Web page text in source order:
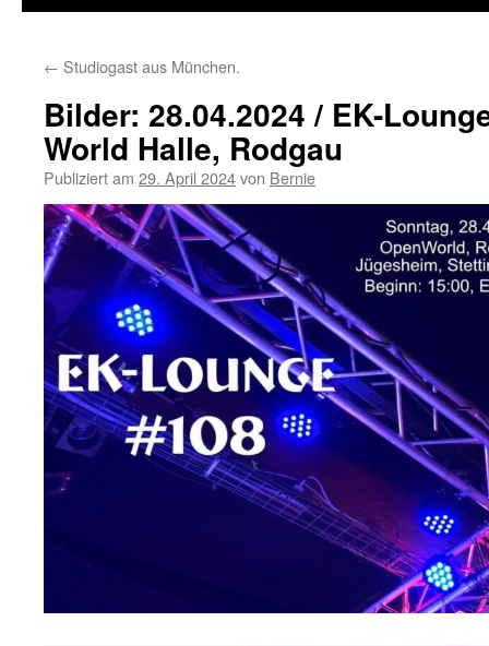
← Studiogast aus München.
Bilder: 28.04.2024 / EK-
World Halle, Rodgau
Publiziert am 29. April 2024von Bernie